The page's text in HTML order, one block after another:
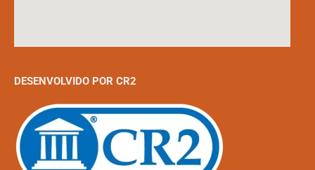
DESENVOLVIDO POR CR2